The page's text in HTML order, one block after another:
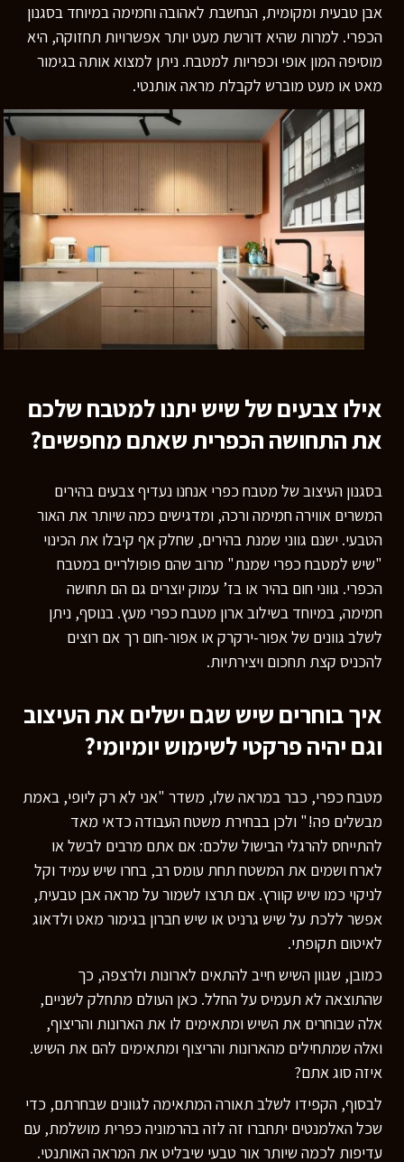
אבן טבעית ומקומית, הנחשבת לאהובה וחמימה במיוחד בסגנון
הכפרי. למרות שהיא דורשת מעט יותר אפשרויות תחזוקה, היא
מוסיפה המון אופי וכפריות למטבח. ניתן למצוא אותה בגימור
מאט או מעט מוברש לקבלת מראה אותנטי.
אילו צבעים של שיש יתנו למטבח שלכם
את התחושה הכפרית שאתם מחפשים?
בסגנון העיצוב של מטבח כפרי אנחנו נעדיף צבעים בהירים
המשרים אווירה חמימה ורכה, ומדגישים כמה שיותר את האור
הטבעי. ישנם גווני שמנת בהירים, שחלק אף קיבלו את הכינוי
"שיש למטבח כפרי שמנת" מרוב שהם פופולריים במטבח
הכפרי. גווני חום בהיר או בז’ עמוק יוצרים גם הם תחושה
חמימה, במיוחד בשילוב ארון מטבח כפרי מעץ. בנוסף, ניתן
לשלב גוונים של אפור-ירקרק או אפור-חום רך אם רוצים
להכניס קצת תחכום ויצירתיות.
איך בוחרים שיש שגם ישלים את העיצוב
וגם יהיה פרקטי לשימוש יומיומי?
מטבח כפרי, כבר במראה שלו, משדר "אני לא רק ליופי, באמת
מבשלים פה!" ולכן בבחירת משטח העבודה כדאי מאד
להתייחס להרגלי הבישול שלכם: אם אתם מרבים לבשל או
לארח ושמים את המשטח תחת עומס רב, בחרו שיש עמיד וקל
לניקוי כמו שיש קוורץ. אם תרצו לשמור על מראה אבן טבעית,
אפשר ללכת על שיש גרניט או שיש חברון בגימור מאט ולדאוג
לאיטום תקופתי.
כמובן, שגוון השיש חייב להתאים לארונות ולרצפה, כך
שהתוצאה לא תעמיס על החלל. כאן העולם מתחלק לשניים,
אלה שבוחרים את השיש ומתאימים לו את הארונות והריצוף,
ואלה שמתחילים מהארונות והריצוף ומתאימים להם את השיש.
איזה סוג אתם?
לבסוף, הקפידו לשלב תאורה המתאימה לגוונים שבחרתם, כדי
שכל האלמנטים יתחברו זה לזה בהרמוניה כפרית מושלמת, עם
עדיפות לכמה שיותר אור טבעי שיבליט את המראה האותנטי.